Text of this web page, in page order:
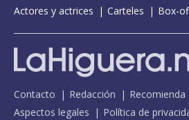
Actores y actrices
Carteles Box-
Contacto Redacción Recomienda
Aspectos legales
Política de